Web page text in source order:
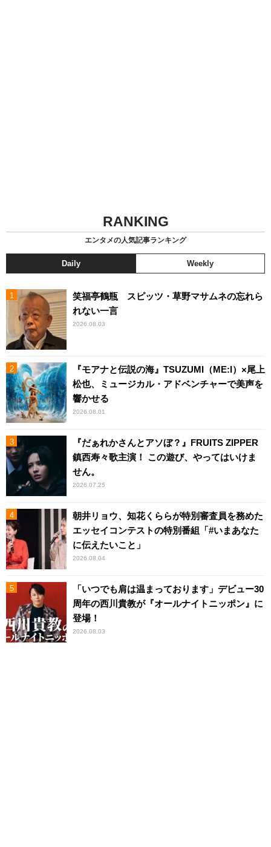
RANKING
エンタメの人気記事ランキング
Daily Weekly
笑福亭鶴瓶 スピッツ・草野マサムネの忘れら
れない一言
2026.08.03
『モアナと伝説の海』TSUZUMI（ME:I）×尾上
松也、ミュージカル・アドベンチャーで美声を
響かせる
2026.08.01
『だぁれかさんとアソぼ？』FRUITS ZIPPER
鎮西寿々歌主演！ この遊び、やってはいけま
せん。
2026.07.25
朝井リョウ、知花くららが特別審査員を務めた
エッセイコンテストの特別番組「#いまあなた
に伝えたいこと」
2026.08.04
「いつでも肩は温まっております」デビュー30
周年の西川貴教が『オールナイトニッポン』に
登場！
2026.08.03